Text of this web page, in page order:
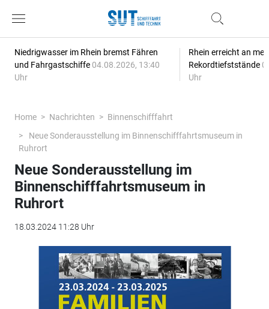
Niedrigwasser im Rhein bremst Fähren
und Fahrgastschiffe 04.08.2026, 13:40
Uhr
Rhein erreicht an
Rekordtiefststände
Uhr
Home Nachrichten
Binnenschifffahrt
Neue Sonderausstellung im Binnenschifffahrtsmuseum in
Ruhrort
Neue Sonderausstellung im
Binnenschifffahrtsmuseum in
Ruhrort
18.03.2024 11:28 Uhr